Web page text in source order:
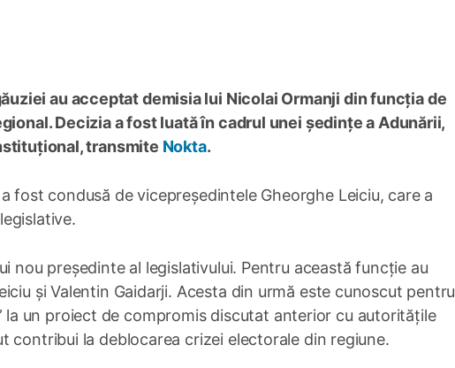
au acceptat demisia lui Nicolai Ormanji din funcția de
Decizia a fost luată în cadrul unei ședințe a Adunării,
transmite Nokta.
fost condusă de vicepreședintele Gheorghe Leiciu, care a
nou președinte al legislativului. Pentru această funcție au
și Valentin Gaidarji. Acesta din urmă este cunoscut pentru
la un proiect de compromis discutat anterior cu autoritățile
contribui la deblocarea crizei electorale din regiune.